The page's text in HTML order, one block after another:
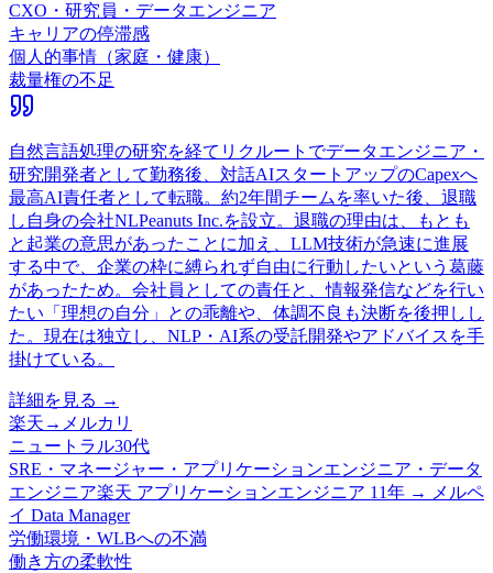
CXO・研究員・データエンジニア
キャリアの停滞感
個人的事情（家庭・健康）
裁量権の不足
自然言語処理の研究を経てリクルートでデータエンジニア・
研究開発者として勤務後、対話AIスタートアップのCapexへ
最高AI責任者として転職。約2年間チームを率いた後、退職
し自身の会社NLPeanuts Inc.を設立。退職の理由は、もとも
と起業の意思があったことに加え、LLM技術が急速に進展
する中で、企業の枠に縛られず自由に行動したいという葛藤
があったため。会社員としての責任と、情報発信などを行い
たい「理想の自分」との乖離や、体調不良も決断を後押しし
た。現在は独立し、NLP・AI系の受託開発やアドバイスを手
掛けている。
詳細を見る →
楽天 → メルカリ
ニュートラル30代
SRE・マネージャー・アプリケーションエンジニア・データ
エンジニア楽天 アプリケーションエンジニア 11年 → メルペ
イ Data Manager
労働環境・WLBへの不満
働き方の柔軟性